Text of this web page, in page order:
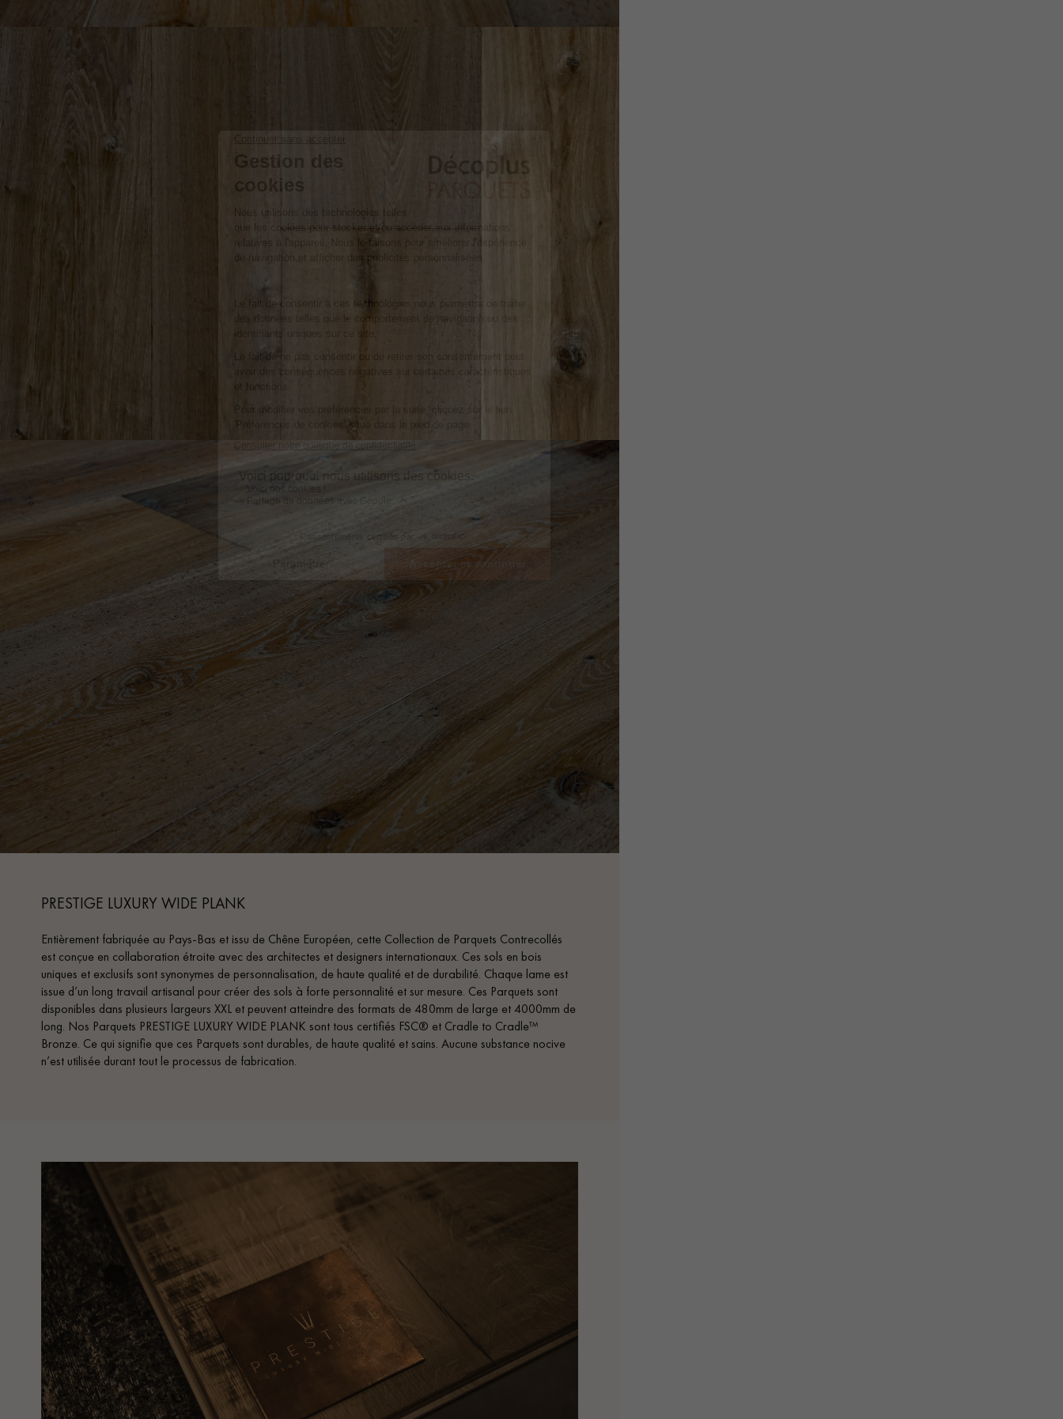
PRESTIGE LUXURY WIDE PLANK
Entièrement fabriquée au Pays-Bas et issu de Chêne Européen, cette Collection de Parquets Contrecollés
est conçue en collaboration étroite avec des architectes et designers internationaux. Ces sols en bois
uniques et exclusifs sont synonymes de personnalisation, de haute qualité et de durabilité. Chaque lame est
issue d’un long travail artisanal pour créer des sols à forte personnalité et sur mesure. Ces Parquets sont
disponibles dans plusieurs largeurs XXL et peuvent atteindre des formats de 480mm de large et 4000mm de
long. Nos Parquets PRESTIGE LUXURY WIDE PLANK sont tous certifiés FSC® et Cradle to Cradle™
Bronze. Ce qui signifie que ces Parquets sont durables, de haute qualité et sains. Aucune substance nocive
n’est utilisée durant tout le processus de fabrication.